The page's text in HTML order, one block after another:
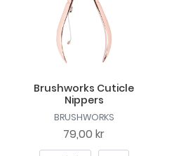
Brushworks Cuticle
Nippers
BRUSHWORKS
79,00 kr